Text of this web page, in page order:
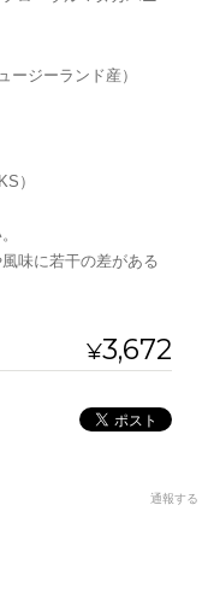
ージーランド産）
）
味に若干の差がある
¥3,672
通報する